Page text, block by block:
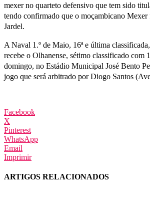
mexer no quarteto defensivo que tem sido
tendo confirmado que o moçambicano
Jardel.
A Naval 1.º de Maio, 16ª e última
recebe o Olhanense, sétimo classificado com
domingo, no Estádio Municipal José Bento
jogo que será arbitrado por Diogo Santos
Facebook
X
Pinterest
WhatsApp
Email
Imprimir
ARTIGOS RELACIONADOS